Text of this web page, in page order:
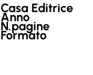
Casa Editrice
Anno
N.pagine
Formato